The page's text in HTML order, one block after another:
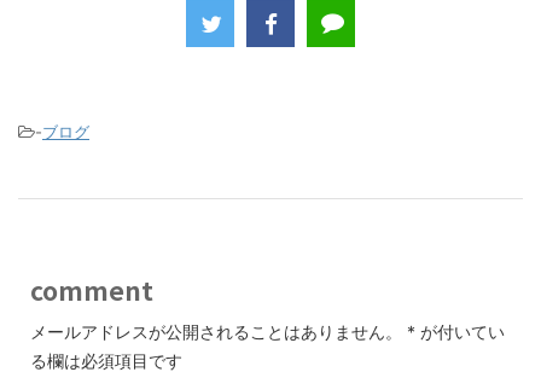
o
k
-ブログ
comment
メールアドレスが公開されることはありません。 * が付いてい
る欄は必須項目です